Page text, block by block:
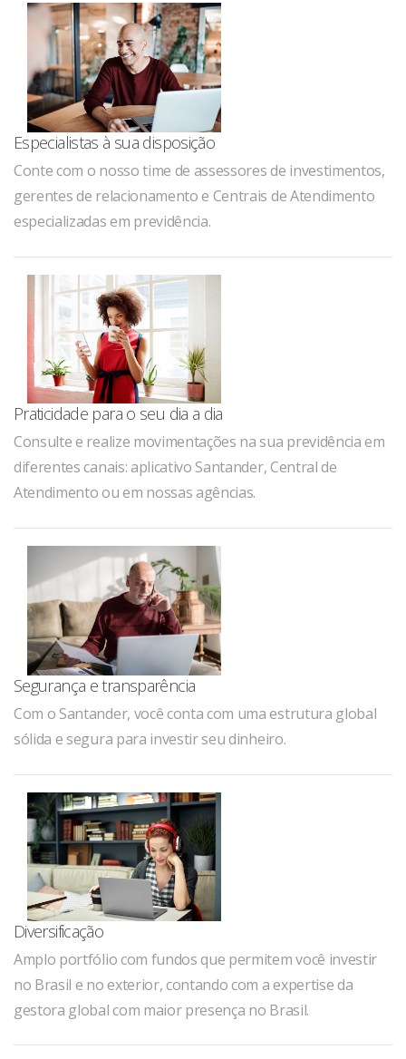
Especialistas à sua disposição
Conte com o nosso time de assessores de investimentos,
gerentes de relacionamento e Centrais de Atendimento
especializadas em previdência.
Praticidade para o seu dia a dia
Consulte e realize movimentações na sua previdência em
diferentes canais: aplicativo Santander, Central de
Atendimento ou em nossas agências.
Segurança e transparência
Com o Santander, você conta com uma estrutura global
sólida e segura para investir seu dinheiro.
Diversificação
Amplo portfólio com fundos que permitem você investir
no Brasil e no exterior, contando com a expertise da
gestora global com maior presença no Brasil.